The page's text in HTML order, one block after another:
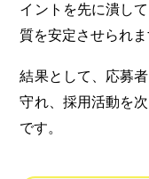
イントを先に潰し
質を安定させられま
結果として、応募
守れ、採用活動を
です。